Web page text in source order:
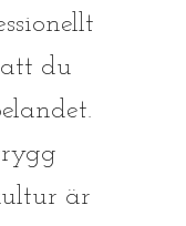
du
är